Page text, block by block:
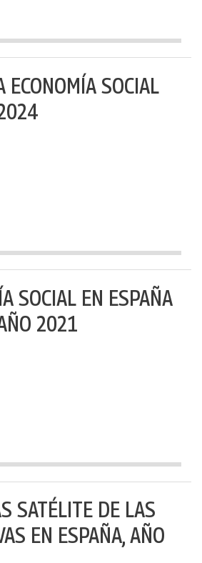
ECONOMÍA SOCIAL
SOCIAL EN ESPAÑA
2021
SATÉLITE DE LAS
EN ESPAÑA, AÑO